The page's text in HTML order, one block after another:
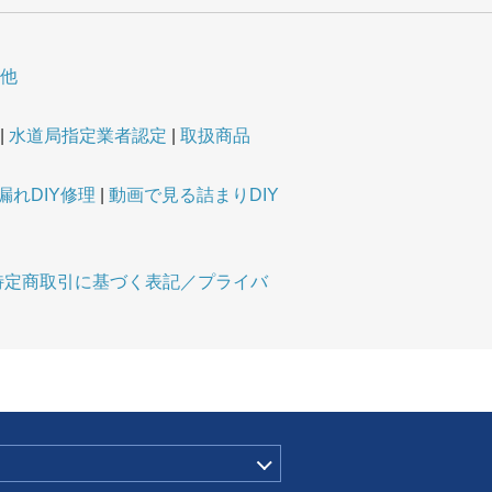
水道局指定業者認定 取扱商品
れDIY修理 動画で見る詰まりDIY
定商取引に基づく表記／プライバ